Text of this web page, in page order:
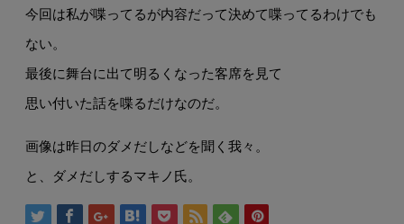
今回は私が喋ってるが内容だって決めて喋ってるわけでも
ない。
最後に舞台に出て明るくなった客席を見て
思い付いた話を喋るだけなのだ。
画像は昨日のダメだしなどを聞く我々。
と、ダメだしするマキノ氏。